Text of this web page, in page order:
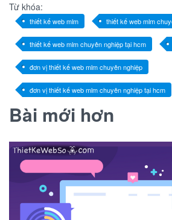
Từ khóa:
thiết kế web mlm thiết kế web mlm
thiết kế web mlm chuyên nghiệp tại hcm
đơn vị thiết kế web mlm chuyên nghiệp
đơn vị thiết kế web mlm chuyên nghiệp tại hcm
Bài mới hơn